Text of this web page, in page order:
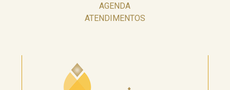
AGENDA
ATENDIMENTOS